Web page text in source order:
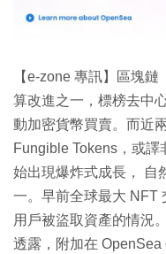
【e-zone 專訊】區塊
算改進之一，標榜去中
動加密貨幣買賣。而近
Fungible Tokens，或譯
始出現爆炸式成長， 自
一。早前全球最大 NFT
用戶被盜取資產的情況
透露，附加在